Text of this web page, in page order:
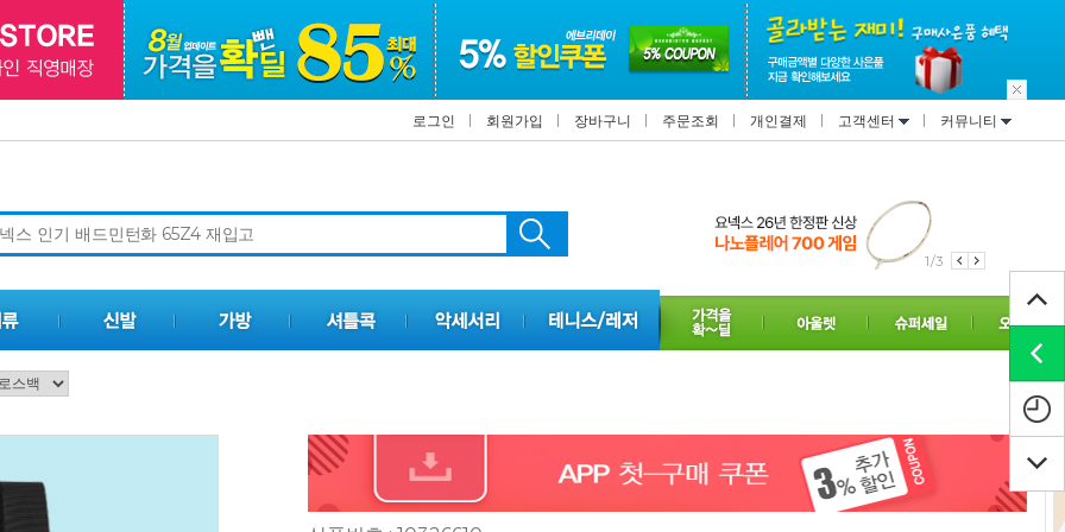
로그인 회원가입 장바구니 주문조회 개인결제 고객센터 커뮤니티
1/3